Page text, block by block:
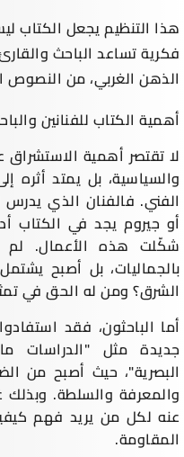
هذا التنظيم يجعل الكتاب
فكرية تساعد الباحث
الذهن الغربي، من النصوص
أهمية الكتاب للفنانين
لا تقتصر أهمية الاستشراق
والسياسية، بل يمتد أثره
الفني. فالفنان الذي
أو جيروم يجد في الكتاب
شكّلت هذه الأعمال. لم
بالجماليات، بل أصبح
الشرق؟ ومن له الحق في
أما الباحثون، فقد
جديدة مثل "الدراسات
البصرية"، حيث أصبح من
والمعرفة والسلطة. وبذلك
عنه لكل من يريد فهم
المقاومة.